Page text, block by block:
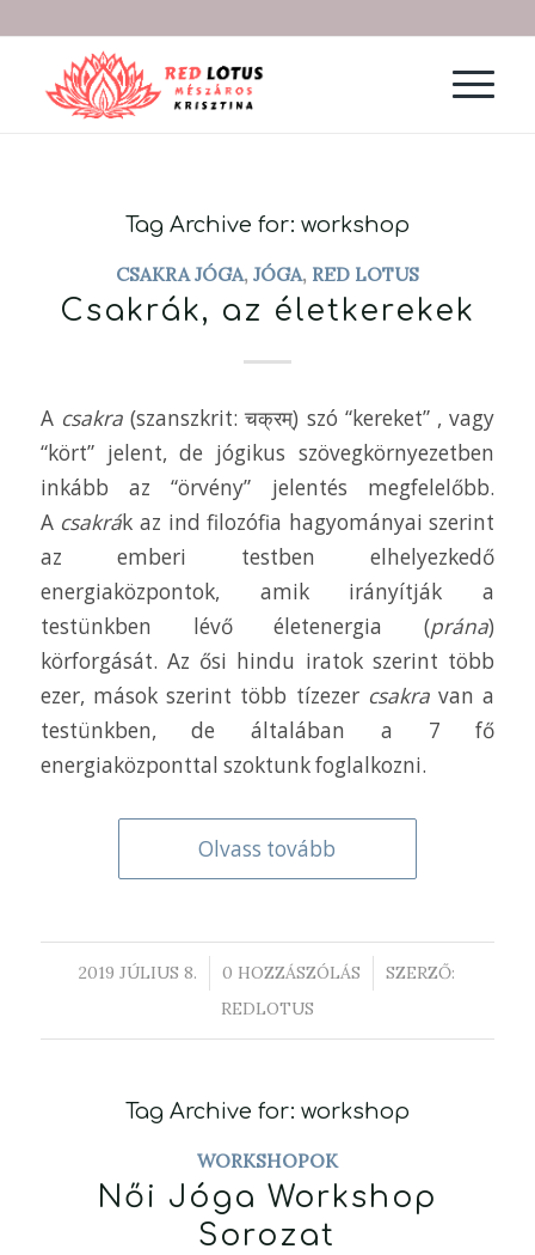
Tag Archive for: workshop
CSAKRA JÓGA, JÓGA, RED LOTUS
Csakrák, az életkerekek
A csakra(szanszkrit: चक्रम्) szó “kereket” , vagy
“kört” jelent, de jógikus szövegkörnyezetben
inkább az “örvény” jelentés megfelelőbb.
A csakrák az ind filozófia hagyományai szerint
az emberi testben elhelyezkedő
energiaközpontok, amik irányítják a
testünkben lévő életenergia (prána)
körforgását. Az ősi hindu iratok szerint több
ezer, mások szerint több tízezer csakravan a
testünkben, de általában a 7 fő
energiaközponttal szoktunk foglalkozni.
Olvass tovább
2019 JÚLIUS 8.
/ 0 HOZZÁSZÓLÁS
/
SZERZŐ:
REDLOTUS
Tag Archive for: workshop
WORKSHOPOK
Női Jóga Workshop
Sorozat